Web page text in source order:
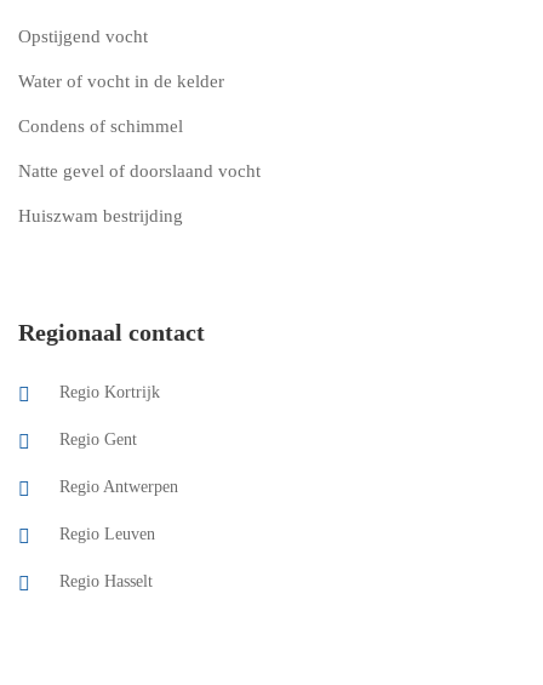
Opstijgend vocht
Water of vocht in de kelder
Condens of schimmel
Natte gevel of doorslaand vocht
Huiszwam bestrijding
Regionaal contact
Regio Kortrijk
Regio Gent
Regio Antwerpen
Regio Leuven
Regio Hasselt